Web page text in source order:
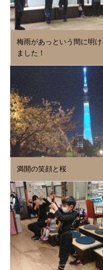
梅雨があっという間に明け
ました！
満開の笑顔と桜